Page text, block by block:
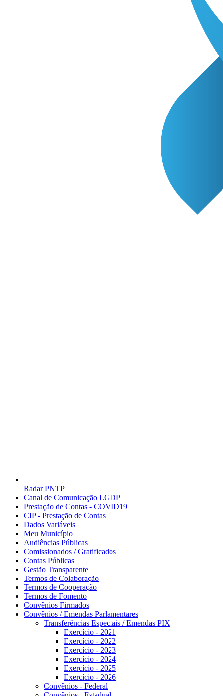
Radar PNTP
Canal de Comunicação LGDP
Prestação de Contas - COVID19
CIP - Prestação de Contas
Dados Variáveis
Meu Município
Audiências Públicas
Comissionados / Gratificados
Contas Públicas
Gestão Transparente
Termos de Colaboração
Termos de Cooperação
Termos de Fomento
Convênios Firmados
Convênios / Emendas Parlamentares
Transferências Especiais / Emendas PIX
Exercício - 2021
Exercício - 2022
Exercício - 2023
Exercício - 2024
Exercício - 2025
Exercício - 2026
Convênios - Federal